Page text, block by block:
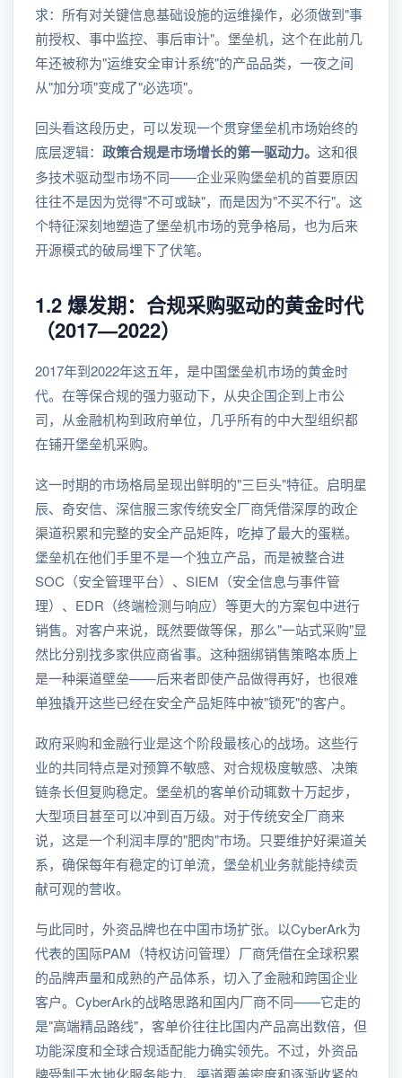
求：所有对关键信息基础设施的运维操作，必须做到"事
前授权、事中监控、事后审计"。堡垒机，这个在此前几
年还被称为"运维安全审计系统"的产品品类，一夜之间
从"加分项"变成了"必选项"。
回头看这段历史，可以发现一个贯穿堡垒机市场始终的
底层逻辑： 政策合规是市场增长的第一驱动力。 这和很
多技术驱动型市场不同——企业采购堡垒机的首要原因
往往不是因为觉得"不可或缺"，而是因为"不买不行"。这
个特征深刻地塑造了堡垒机市场的竞争格局，也为后来
开源模式的破局埋下了伏笔。
1.2 爆发期：合规采购驱动的黄金时代
（2017—2022）
2017年到2022年这五年，是中国堡垒机市场的黄金时
代。在等保合规的强力驱动下，从央企国企到上市公
司，从金融机构到政府单位，几乎所有的中大型组织都
在铺开堡垒机采购。
这一时期的市场格局呈现出鲜明的"三巨头"特征。启明星
辰、奇安信、深信服三家传统安全厂商凭借深厚的政企
渠道积累和完整的安全产品矩阵，吃掉了最大的蛋糕。
堡垒机在他们手里不是一个独立产品，而是被整合进
SOC（安全管理平台）、SIEM（安全信息与事件管
理）、EDR（终端检测与响应）等更大的方案包中进行
销售。对客户来说，既然要做等保，那么"一站式采购"显
然比分别找多家供应商省事。这种捆绑销售策略本质上
是一种渠道壁垒——后来者即使产品做得再好，也很难
单独撬开这些已经在安全产品矩阵中被"锁死"的客户。
政府采购和金融行业是这个阶段最核心的战场。这些行
业的共同特点是对预算不敏感、对合规极度敏感、决策
链条长但复购稳定。堡垒机的客单价动辄数十万起步，
大型项目甚至可以冲到百万级。对于传统安全厂商来
说，这是一个利润丰厚的"肥肉"市场。只要维护好渠道关
系，确保每年有稳定的订单流，堡垒机业务就能持续贡
献可观的营收。
与此同时，外资品牌也在中国市场扩张。以CyberArk为
代表的国际PAM（特权访问管理）厂商凭借在全球积累
的品牌声量和成熟的产品体系，切入了金融和跨国企业
客户。CyberArk的战略思路和国内厂商不同——它走的
是"高端精品路线"，客单价往往比国内产品高出数倍，但
功能深度和全球合规适配能力确实领先。不过，外资品
牌受制于本地化服务能力、渠道覆盖密度和逐渐收紧的